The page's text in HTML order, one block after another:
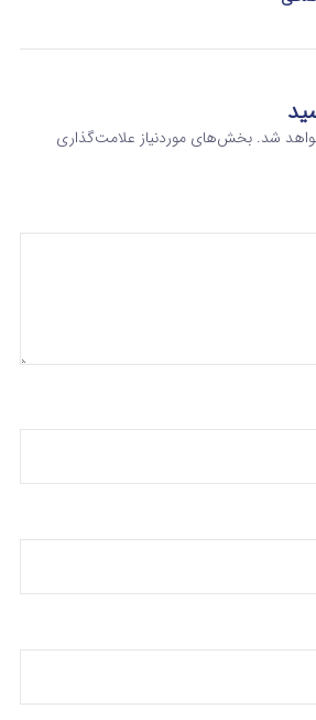
شد. بخش‌های موردنیاز علامت‌گذاری